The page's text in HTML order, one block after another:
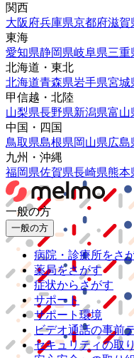
関西
大阪府兵庫県京都府滋賀
東海
愛知県静岡県岐阜県三重
北海道・東北
北海道青森県岩手県宮城
甲信越・北陸
山梨県長野県新潟県富山
中国・四国
鳥取県島根県岡山県広島
九州・沖縄
福岡県佐賀県長崎県熊本
一般の方
一般の方
病院・診療所をさ
薬局をさがす
症状からさがす
サポート
サポート環境
ビデオ通話の事前
セキュリティの取